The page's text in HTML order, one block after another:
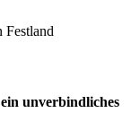
Festland
unverbindliches